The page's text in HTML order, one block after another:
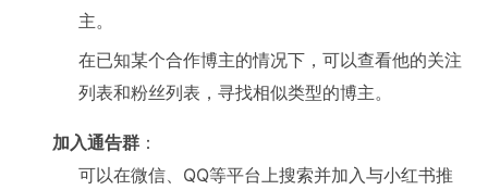
主。
在已知某个合作博主的情况下，可以查看他的关注
列表和粉丝列表，寻找相似类型的博主。
加入通告群 ：
可以在微信、QQ等平台上搜索并加入与小红书推